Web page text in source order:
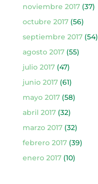
noviembre 2017(37)
octubre 2017(56)
septiembre 2017(54)
agosto 2017(55)
julio 2017(47)
junio 2017(61)
mayo 2017(58)
abril 2017(32)
marzo 2017(32)
febrero 2017(39)
enero 2017(10)